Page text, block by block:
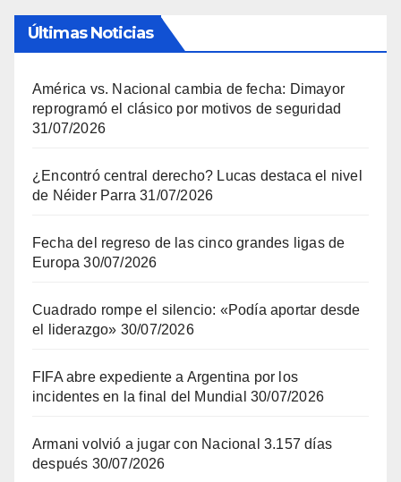
Últimas Noticias
América vs. Nacional cambia de fecha: Dimayor
reprogramó el clásico por motivos de seguridad
31/07/2026
¿Encontró central derecho? Lucas destaca el nivel
de Néider Parra 31/07/2026
Fecha del regreso de las cinco grandes ligas de
Europa 30/07/2026
Cuadrado rompe el silencio: «Podía aportar desde
el liderazgo» 30/07/2026
FIFA abre expediente a Argentina por los
incidentes en la final del Mundial 30/07/2026
Armani volvió a jugar con Nacional 3.157 días
después 30/07/2026